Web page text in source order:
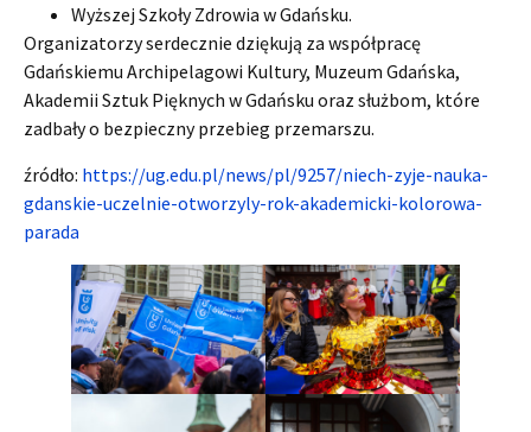
Wyższej Szkoły Zdrowia w Gdańsku.
Organizatorzy serdecznie dziękują za współpracę
Gdańskiemu Archipelagowi Kultury, Muzeum Gdańska,
Akademii Sztuk Pięknych w Gdańsku oraz służbom, które
zadbały o bezpieczny przebieg przemarszu.
źródło: https://ug.edu.pl/news/pl/9257/niech-zyje-nauka-
gdanskie-uczelnie-otworzyly-rok-akademicki-kolorowa-
parada